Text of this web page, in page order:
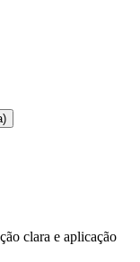
clara e aplicação